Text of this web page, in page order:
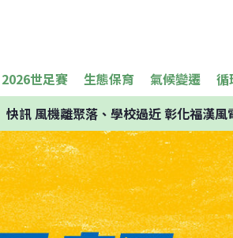
2026世足賽 生態保育 氣候變遷 循
快訊風機離聚落、學校過近 彰化福漢